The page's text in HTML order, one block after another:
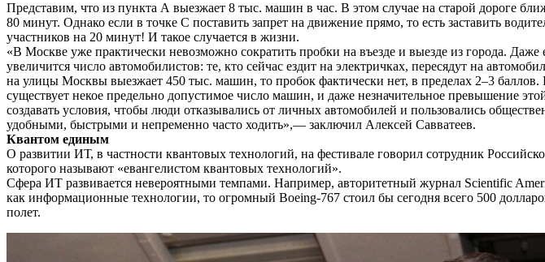
Представим, что из пункта А выезжает 8 тыс. машин в час. В этом случае на старой дороге
80 минут. Однако если в точке С поставить запрет на движение прямо, то есть заставить
участников на 20 минут! И такое случается в жизни.
«В Москве уже практически невозможно сократить пробки на въезде и выезде из города.
увеличится число автомобилистов: те, кто сейчас ездит на электричках, пересядут на
на улицы Москвы выезжает 450 тыс. машин, то пробок фактически нет, в пределах 2–3
существует некое предельно допустимое число машин, и даже незначительное превышение
создавать условия, чтобы люди отказывались от личных автомобилей и пользовались
удобными, быстрыми и непременно часто ходить»,— заключил Алексей Савватеев.
Квантом единым
О развитии ИТ, в частности квантовых технологий, на фестивале говорил сотрудник
которого называют «евангелистом квантовых технологий».
Сфера ИТ развивается невероятными темпами. Например, авторитетный журнал Scientific
как информационные технологии, то огромный Boeing-767 стоил бы сегодня всего 500
полет.